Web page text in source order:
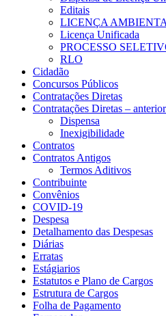
Editais
LICENÇA
Licença Unificada
PROCESSO
RLO
Cidadão
Concursos Públicos
Contratações Diretas
Contratações Diretas –
Dispensa
Inexigibilidade
Contratos
Contratos Antigos
Termos Aditivos
Contribuinte
Convênios
COVID-19
Despesa
Detalhamento das Despesas
Diárias
Erratas
Estágiarios
Estatutos e Plano de Cargos
Estrutura de Cargos
Folha de Pagamento